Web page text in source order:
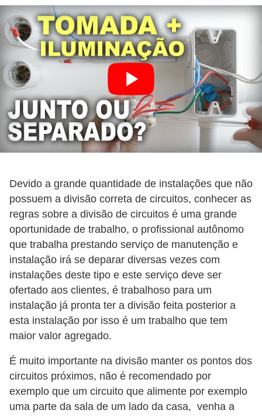
Devido a grande quantidade de instalações que não
possuem a divisão correta de circuitos, conhecer as
regras sobre a divisão de circuitos é uma grande
oportunidade de trabalho, o profissional autônomo
que trabalha prestando serviço de manutenção e
instalação irá se deparar diversas vezes com
instalações deste tipo e este serviço deve ser
ofertado aos clientes, é trabalhoso para um
instalação já pronta ter a divisão feita posterior a
esta instalação por isso é um trabalho que tem
maior valor agregado.
É muito importante na divisão manter os pontos dos
circuitos próximos, não é recomendado por
exemplo que um circuito que alimente por exemplo
uma parte da sala de um lado da casa, venha a
c
i
a
l
I
n
s
t
u
m
e
n
t
o
s
d
e
m
e
d
i
ç